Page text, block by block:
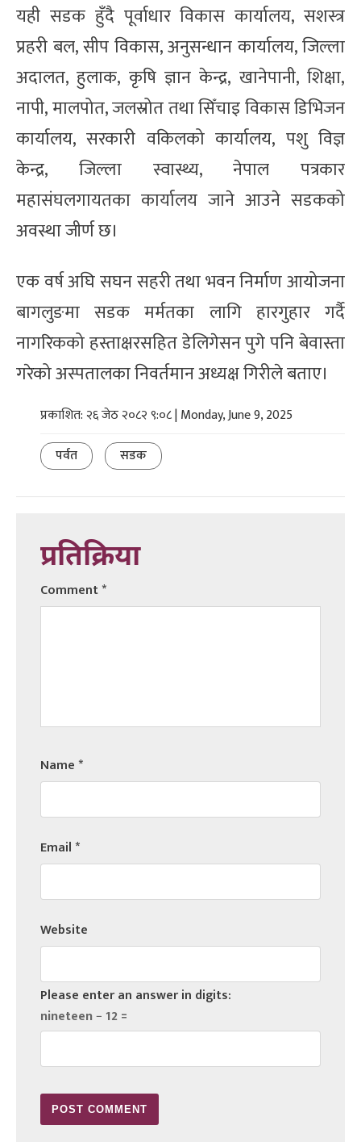
यही सडक हुँदै पूर्वाधार विकास कार्यालय, सशस्त्र
प्रहरी बल, सीप विकास, अनुसन्धान कार्यालय, जिल्ला
अदालत, हुलाक, कृषि ज्ञान केन्द्र, खानेपानी, शिक्षा,
नापी, मालपोत, जलस्रोत तथा सिँचाइ विकास डिभिजन
कार्यालय, सरकारी वकिलको कार्यालय, पशु विज्ञ
केन्द्र, जिल्ला स्वास्थ्य, नेपाल पत्रकार
महासंघलगायतका कार्यालय जाने आउने सडकको
अवस्था जीर्ण छ।
एक वर्ष अघि सघन सहरी तथा भवन निर्माण आयोजना
बागलुङमा सडक मर्मतका लागि हारगुहार गर्दै
नागरिकको हस्ताक्षरसहित डेलिगेसन पुगे पनि बेवास्ता
गरेको अस्पतालका निवर्तमान अध्यक्ष गिरीले बताए।
प्रकाशित: २६ जेठ २०८२ ९:०८ | Monday, June 9, 2025
पर्वत
सडक
प्रतिक्रिया
Comment*
Name*
Email*
Website
Please enter an answer in digits:
nineteen − 12 =